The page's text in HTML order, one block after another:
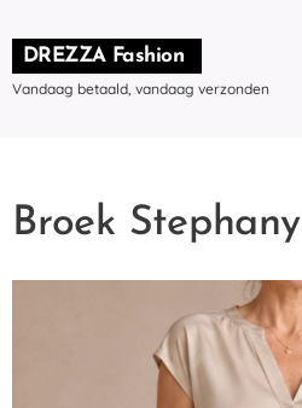
DREZZA Fashion
Vandaag betaald, vandaag verzonden
Broek Stephany